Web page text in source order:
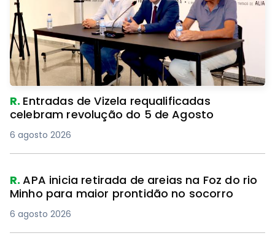
R. Entradas de Vizela requalificadas
celebram revolução do 5 de Agosto
6 agosto 2026
R.APA inicia retirada de areias na Foz do rio
Minho para maior prontidão no socorro
6 agosto 2026